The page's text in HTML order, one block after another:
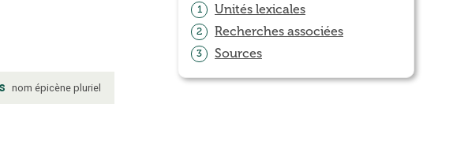
nom épicène pluriel
1 Unités lexicales
2 Recherches associées
3 Sources